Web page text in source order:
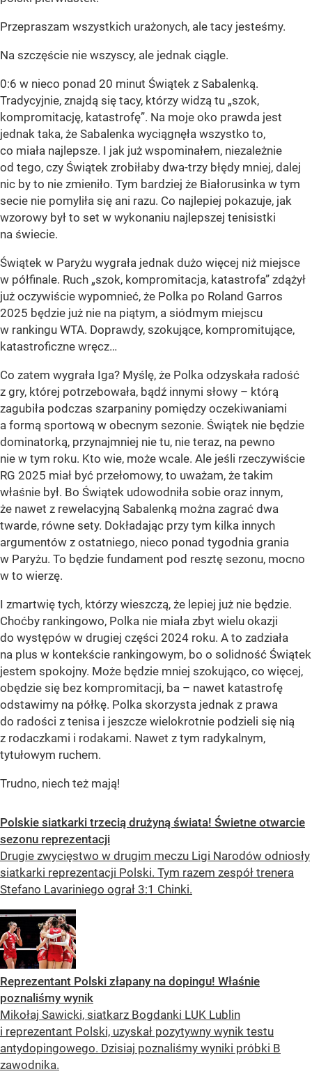
Przepraszam wszystkich urażonych, ale tacy jesteśmy.
Na szczęście nie wszyscy, ale jednak ciągle.
0:6 w nieco ponad 20 minut Świątek z Sabalenką.
Tradycyjnie, znajdą się tacy, którzy widzą tu „szok,
kompromitację, katastrofę”. Na moje oko prawda jest
jednak taka, że Sabalenka wyciągnęła wszystko to,
co miała najlepsze. I jak już wspominałem, niezależnie
od tego, czy Świątek zrobiłaby dwa-trzy błędy mniej, dalej
nic by to nie zmieniło. Tym bardziej że Białorusinka w tym
secie nie pomyliła się ani razu. Co najlepiej pokazuje, jak
wzorowy był to set w wykonaniu najlepszej tenisistki
na świecie.
Świątek w Paryżu wygrała jednak dużo więcej niż miejsce
w półfinale. Ruch „szok, kompromitacja, katastrofa” zdążył
już oczywiście wypomnieć, że Polka po Roland Garros
2025 będzie już nie na piątym, a siódmym miejscu
w rankingu WTA. Doprawdy, szokujące, kompromitujące,
katastroficzne wręcz…
Co zatem wygrała Iga? Myślę, że Polka odzyskała radość
z gry, której potrzebowała, bądź innymi słowy – którą
zagubiła podczas szarpaniny pomiędzy oczekiwaniami
a formą sportową w obecnym sezonie. Świątek nie będzie
dominatorką, przynajmniej nie tu, nie teraz, na pewno
nie w tym roku. Kto wie, może wcale. Ale jeśli rzeczywiście
RG 2025 miał być przełomowy, to uważam, że takim
właśnie był. Bo Świątek udowodniła sobie oraz innym,
że nawet z rewelacyjną Sabalenką można zagrać dwa
twarde, równe sety. Dokładając przy tym kilka innych
argumentów z ostatniego, nieco ponad tygodnia grania
w Paryżu. To będzie fundament pod resztę sezonu, mocno
w to wierzę.
I zmartwię tych, którzy wieszczą, że lepiej już nie będzie.
Choćby rankingowo, Polka nie miała zbyt wielu okazji
do występów w drugiej części 2024 roku. A to zadziała
na plus w kontekście rankingowym, bo o solidność Świątek
jestem spokojny. Może będzie mniej szokująco, co więcej,
obędzie się bez kompromitacji, ba – nawet katastrofę
odstawimy na półkę. Polka skorzysta jednak z prawa
do radości z tenisa i jeszcze wielokrotnie podzieli się nią
z rodaczkami i rodakami. Nawet z tym radykalnym,
tytułowym ruchem.
Trudno, niech też mają!
Polskie siatkarki trzecią drużyną świata! Świetne otwarcie
sezonu reprezentacji
Drugie zwycięstwo w drugim meczu Ligi Narodów odniosły
siatkarki reprezentacji Polski. Tym razem zespół trenera
Stefano Lavariniego ograł 3:1 Chinki.
Reprezentant Polski złapany na dopingu! Właśnie
poznaliśmy wynik
Mikołaj Sawicki, siatkarz Bogdanki LUK Lublin
i reprezentant Polski, uzyskał pozytywny wynik testu
antydopingowego. Dzisiaj poznaliśmy wyniki próbki B
zawodnika.